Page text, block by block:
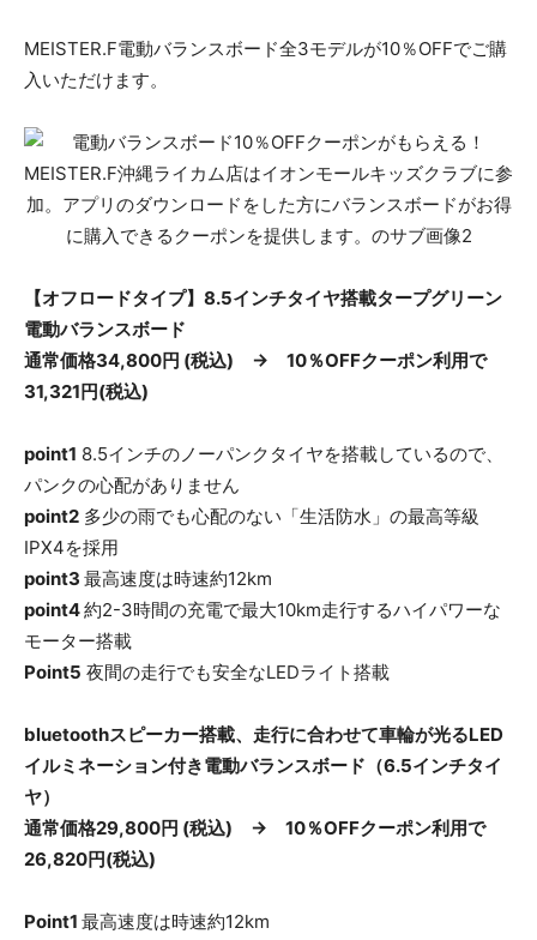
MEISTER.F電動バランスボード全3モデルが10％OFFでご購
入いただけます。
【オフロードタイプ】8.5インチタイヤ搭載タープグリーン
電動バランスボード
通常価格34,800円 (税込) → 10％OFFクーポン利用で
31,321円(税込)
point1 8.5インチのノーパンクタイヤを搭載しているので、
パンクの心配がありません
point2 多少の雨でも心配のない「生活防水」の最高等級
IPX4を採用
point3 最高速度は時速約12km
point4約2-3時間の充電で最大10km走行するハイパワーな
モーター搭載
Point5 夜間の走行でも安全なLEDライト搭載
bluetoothスピーカー搭載、走行に合わせて車輪が光るLED
イルミネーション付き電動バランスボード（6.5インチタイ
ヤ）
通常価格29,800円 (税込) → 10％OFFクーポン利用で
26,820円(税込)
Point1 最高速度は時速約12km